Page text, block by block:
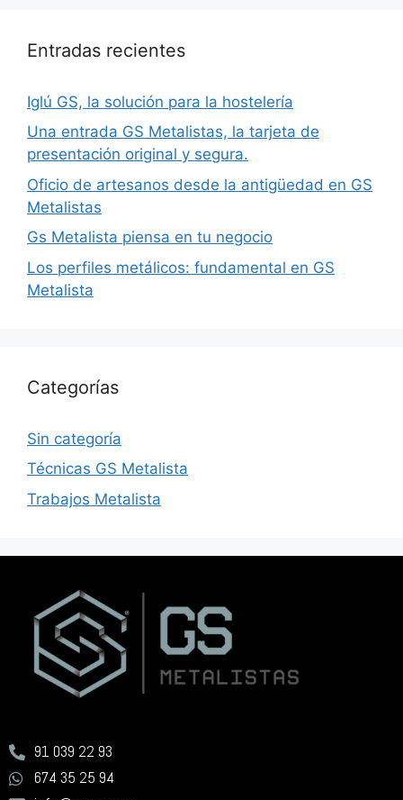
Entradas recientes
Iglú GS, la solución para la hostelería
Una entrada GS Metalistas, la tarjeta de
presentación original y segura.
Oficio de artesanos desde la antigüedad en GS
Metalistas
Gs Metalista piensa en tu negocio
Los perfiles metálicos: fundamental en GS
Metalista
Categorías
Sin categoría
Técnicas GS Metalista
Trabajos Metalista
91 039 22 93
674 35 25 94